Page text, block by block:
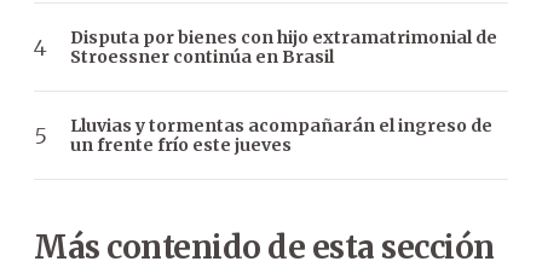
Disputa por bienes con hijo extramatrimonial de
Stroessner continúa en Brasil
Lluvias y tormentas acompañarán el ingreso de
un frente frío este jueves
Más contenido de esta sección